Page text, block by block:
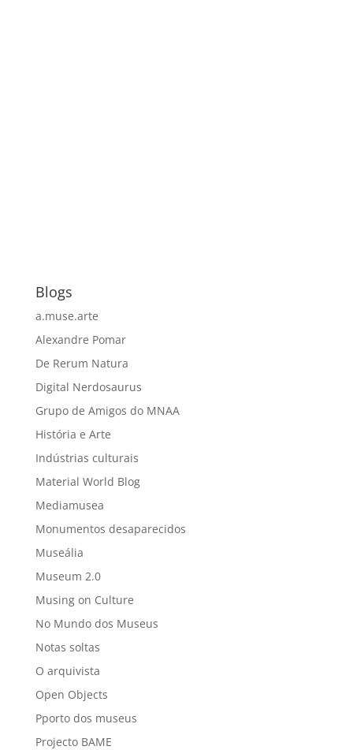
Blogs
a.muse.arte
Alexandre Pomar
De Rerum Natura
Digital Nerdosaurus
Grupo de Amigos do MNAA
História e Arte
Indústrias culturais
Material World Blog
Mediamusea
Monumentos desaparecidos
Museália
Museum 2.0
Musing on Culture
No Mundo dos Museus
Notas soltas
O arquivista
Open Objects
Pporto dos museus
Projecto BAME